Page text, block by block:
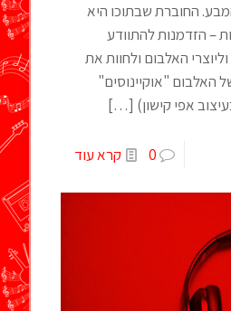
החוברת שבתוכו היא
– הזדמנות להתוודע
האלבום ולחוות את
האלבום "אוקיינוסים"
אפי קישון) […]
0 קרא עוד